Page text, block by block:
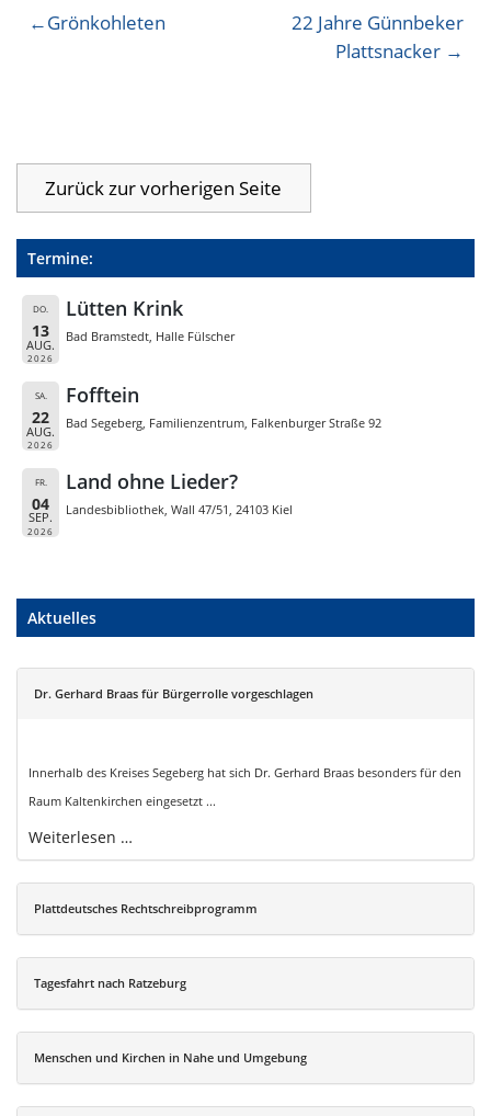
Beitragsnavigation
Grönkohleten
22 Jahre Günnbeker
Plattsnacker
Termine:
DO.
13
AUG.
2026
Lütten Krink
Bad Bramstedt, Halle Fülscher
SA.
22
AUG.
2026
Fofftein
Bad Segeberg, Familienzentrum, Falkenburger Straße 92
FR.
04
SEP.
2026
Land ohne Lieder?
Landesbibliothek, Wall 47/51, 24103 Kiel
Aktuelles
Dr. Gerhard Braas für Bürgerrolle vorgeschlagen
Innerhalb des Kreises Segeberg hat sich Dr. Gerhard Braas besonders für den
Raum Kaltenkirchen eingesetzt ...
Weiterlesen …
Plattdeutsches Rechtschreibprogramm
Tagesfahrt nach Ratzeburg
Menschen und Kirchen in Nahe und Umgebung